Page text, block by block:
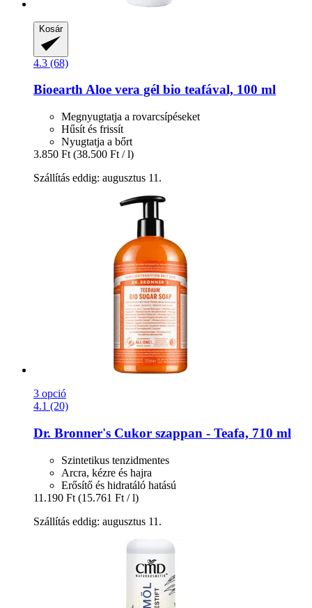
Kosár
4.3 (68)
BioearthAloe vera gél bio teafával, 100 ml
Megnyugtatja a rovarcsípéseket
Hűsít és frissít
Nyugtatja a bőrt
3.850 Ft (38.500 Ft / l)
Szállítás eddig: augusztus 11.
3 opció
4.1 (20)
Dr. Bronner's Cukor szappan -​ Teafa, 710 ml
Szintetikus tenzidmentes
Arcra, kézre és hajra
Erősítő és hidratáló hatású
11.190 Ft (15.761 Ft / l)
Szállítás eddig: augusztus 11.